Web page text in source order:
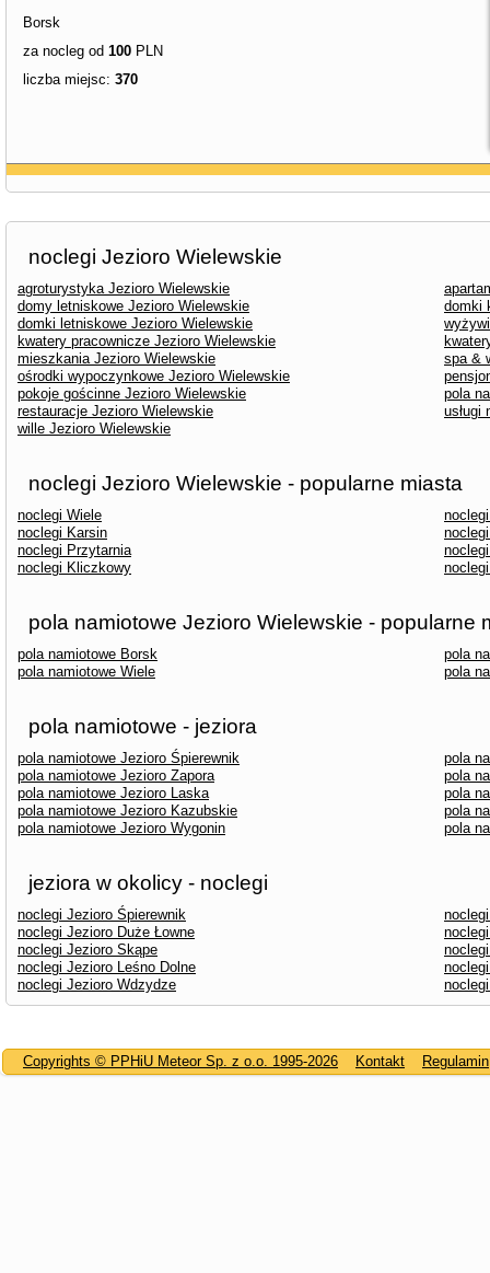
Borsk
za nocleg od 100 PLN
liczba miejsc: 370
noclegi Jezioro Wielewskie
agroturystyka Jezioro Wielewskie
domy letniskowe Jezioro Wielewskie
domki
domki letniskowe Jezioro Wielewskie
kwatery pracownicze Jezioro Wielewskie
mieszkania Jezioro Wielewskie
spa &
ośrodki wypoczynkowe Jezioro Wielewskie
pokoje gościnne Jezioro Wielewskie
pola
restauracje Jezioro Wielewskie
usługi
wille Jezioro Wielewskie
noclegi Jezioro Wielewskie - popularne miasta
noclegi Wiele
noclegi Karsin
noclegi Przytarnia
noclegi Kliczkowy
pola namiotowe Jezioro Wielewskie - popularne
pola namiotowe Borsk
pola
pola namiotowe Wiele
pola
pola namiotowe - jeziora
pola namiotowe Jezioro Śpierewnik
pola
pola namiotowe Jezioro Zapora
pola
pola namiotowe Jezioro Laska
pola
pola namiotowe Jezioro Kazubskie
pola
pola namiotowe Jezioro Wygonin
pola
jeziora w okolicy - noclegi
noclegi Jezioro Śpierewnik
noclegi Jezioro Duże Łowne
noclegi Jezioro Skąpe
noclegi Jezioro Leśno Dolne
noclegi Jezioro Wdzydze
Copyrights © PPHiU Meteor Sp. z o.o. 1995-2026 Kontakt Regulamin